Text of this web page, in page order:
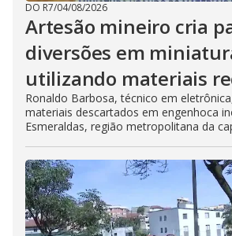
DO R7/04/08/2026
Artesão mineiro cria
diversões em
utilizando materiais
Ronaldo Barbosa, técnico em
materiais descartados em engenhoca
Esmeraldas, região metropolitana da